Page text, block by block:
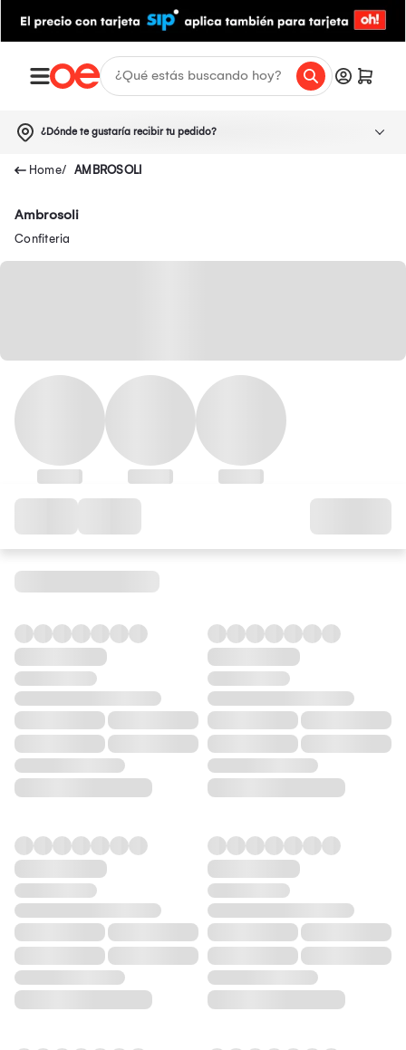
¿Dónde te gustaría recibir tu pedido?
AMBROSOLI
Ambrosoli
Confiteria